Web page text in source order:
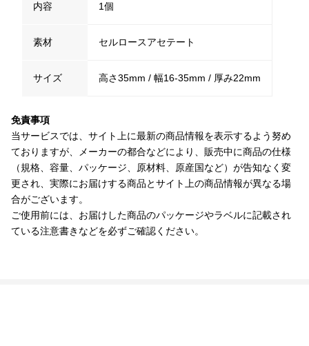
内容 1個
素材 セルロースアセテート
サイズ 高さ35mm / 幅16-35mm / 厚み22mm
免責事項
当サービスでは、サイト上に最新の商品情報を表示するよう努め
ておりますが、メーカーの都合などにより、販売中に商品の仕様
（規格、容量、パッケージ、原材料、原産国など）が告知なく変
更され、実際にお届けする商品とサイト上の商品情報が異なる場
合がございます。
ご使用前には、お届けした商品のパッケージやラベルに記載され
ている注意書きなどを必ずご確認ください。